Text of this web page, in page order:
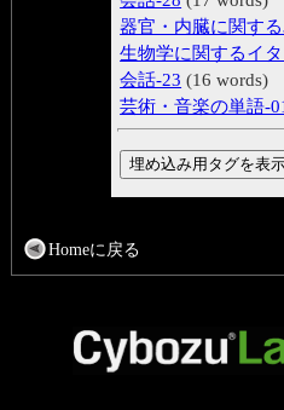
器官・内臓に関す
生物学に関するイ
会話-23 (16 words)
芸術・音楽の単語-
Homeに戻る